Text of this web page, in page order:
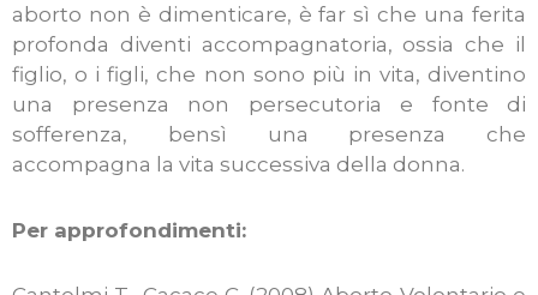
aborto non è dimenticare, è far sì che una ferita
profonda diventi accompagnatoria, ossia che il
figlio, o i figli, che non sono più in vita, diventino
una presenza non persecutoria e fonte di
sofferenza, bensì una presenza che
accompagna la vita successiva della donna.
Per approfondimenti: